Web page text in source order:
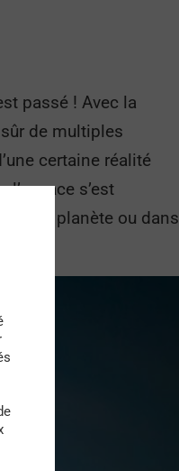
passé ! Avec la
de multiples
certaine réalité
s’est
autre planète ou dans